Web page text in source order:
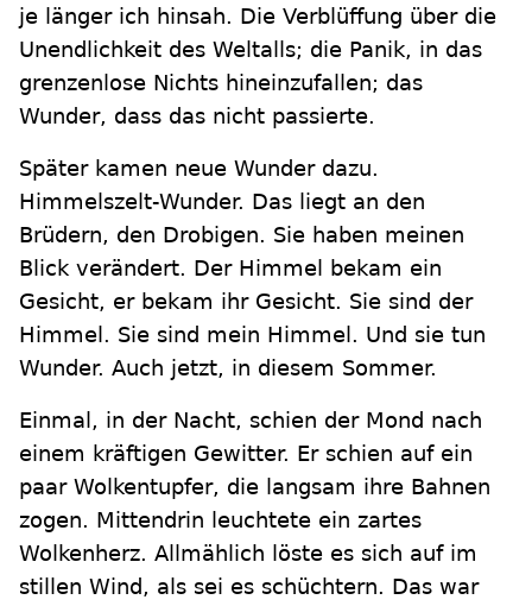
je länger ich hinsah. Die Verblüffung über die
Unendlichkeit des Weltalls; die Panik, in das
grenzenlose Nichts hineinzufallen; das
Wunder, dass das nicht passierte.
Später kamen neue Wunder dazu.
Himmelszelt-Wunder. Das liegt an den
Brüdern, den Drobigen. Sie haben meinen
Blick verändert. Der Himmel bekam ein
Gesicht, er bekam ihr Gesicht. Sie sind der
Himmel. Sie sind mein Himmel. Und sie tun
Wunder. Auch jetzt, in diesem Sommer.
Einmal, in der Nacht, schien der Mond nach
einem kräftigen Gewitter. Er schien auf ein
paar Wolkentupfer, die langsam ihre Bahnen
zogen. Mittendrin leuchtete ein zartes
Wolkenherz. Allmählich löste es sich auf im
stillen Wind, als sei es schüchtern. Das war